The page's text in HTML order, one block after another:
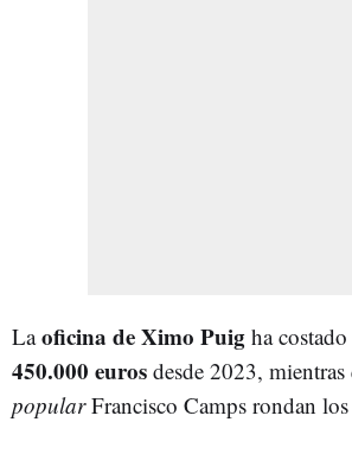
Laoficina de Ximo Puig ha
450.000 euros desde 2023,
popularFrancisco Camps rondan los